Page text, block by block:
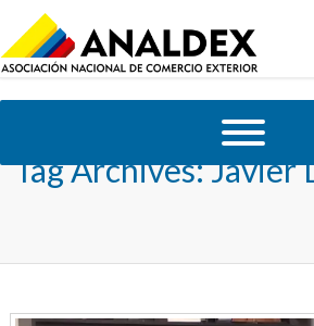
Tag Archives:Javier